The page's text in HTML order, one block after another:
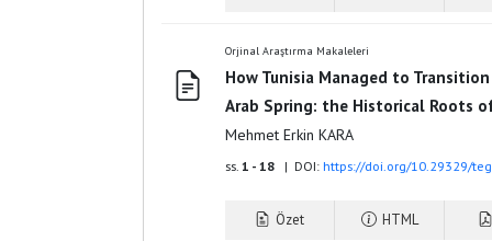
Orjinal Araştırma Makaleleri
How Tunisia Managed to
Arab Spring: the Historical Roots
Mehmet Erkin KARA
ss. 1 - 18 | DOI: https://doi.org/10.29329/
Özet HTML